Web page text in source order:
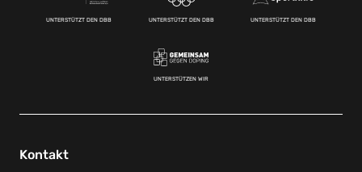
UNTERSTÜTZT DEN DBB UNTERSTÜTZT DEN DBB UNTERSTÜTZT DEN DBB
UNTERSTÜTZEN WIR
Kontakt